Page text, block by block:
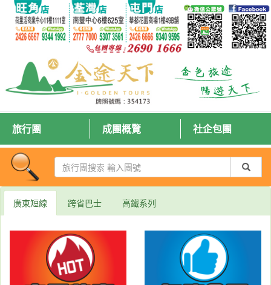
旅行團 成團概覽 社企包團
廣東短線 跨省巴士 高鐵系列